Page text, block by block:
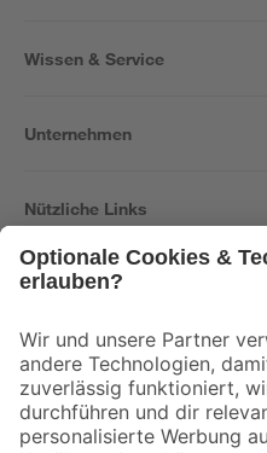
Wissen & Service
Unternehmen
Nützliche Links
Der toom Newsletter: Keine
Zur Newsletter Anmeldung